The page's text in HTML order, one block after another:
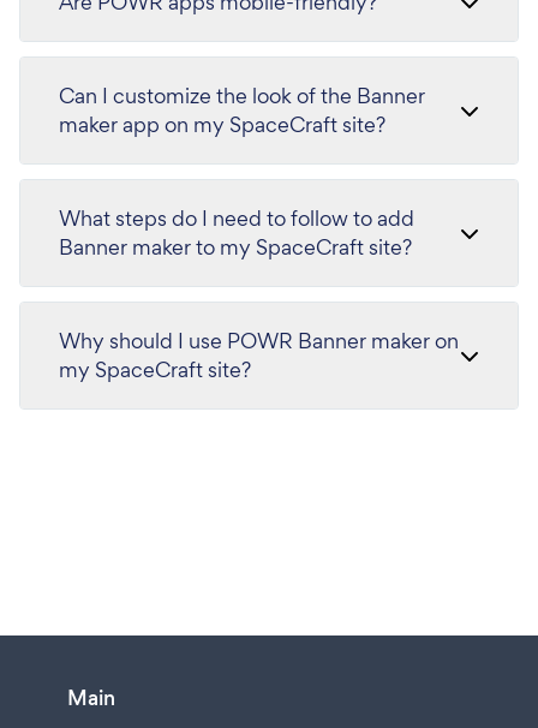
Can I customize the look of the Banner
maker app on my SpaceCraft site?
What steps do I need to follow to add
Banner maker to my SpaceCraft site?
Why should I use POWR Banner maker on
my SpaceCraft site?
Main